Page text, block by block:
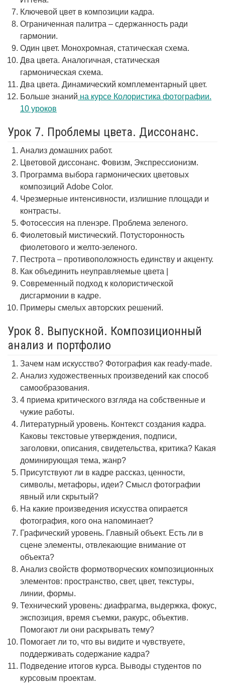
Ключевой цвет в композиции кадра.
Ограниченная палитра – сдержанность ради
гармонии.
Один цвет. Монохромная, статическая схема.
Два цвета. Аналогичная, статическая
гармоническая схема.
Два цвета. Динамический комплементарный цвет.
Больше знаний на курсе Колористика фотографии.
10 уроков
Урок 7. Проблемы цвета. Диссонанс.
Анализ домашних работ.
Цветовой диссонанс. Фовизм, Экспрессионизм.
Программа выбора гармонических цветовых
композиций Adobe Color.
Чрезмерные интенсивности, излишние площади и
контрасты.
Фотосессия на пленэре. Проблема зеленого.
Фиолетовый мистический. Потусторонность
фиолетового и желто-зеленого.
Пестрота – противоположность единству и акценту.
Как объединить неуправляемые цвета |
Современный подход к колористической
дисгармонии в кадре.
Примеры смелых авторских решений.
Урок 8. Выпускной. Композиционный
анализ и портфолио
Зачем нам искусство? Фотография как ready-made.
Анализ художественных произведений как способ
самообразования.
4 приема критического взгляда на собственные и
чужие работы.
Литературный уровень. Контекст создания кадра.
Каковы текстовые утверждения, подписи,
заголовки, описания, свидетельства, критика? Какая
доминирующая тема, жанр?
Присутствуют ли в кадре рассказ, ценности,
символы, метафоры, идеи? Смысл фотографии
явный или скрытый?
На какие произведения искусства опирается
фотография, кого она напоминает?
Графический уровень. Главный объект. Есть ли в
сцене элементы, отвлекающие внимание от
объекта?
Анализ свойств формотворческих композиционных
элементов: пространство, свет, цвет, текстуры,
линии, формы.
Технический уровень: диафрагма, выдержка, фокус,
экспозиция, время съемки, ракурс, объектив.
Помогают ли они раскрывать тему?
Помогает ли то, что вы видите и чувствуете,
поддерживать содержание кадра?
Подведение итогов курса. Выводы студентов по
курсовым проектам.